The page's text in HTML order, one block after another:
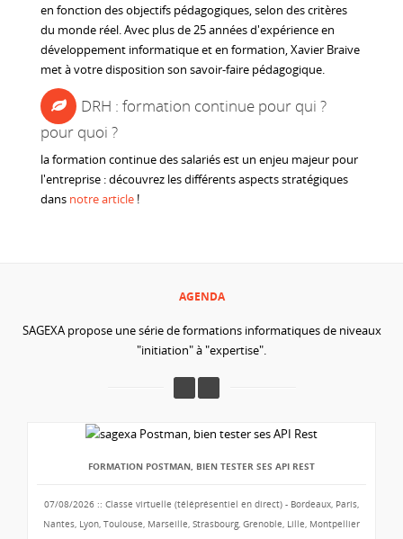
en fonction des objectifs pédagogiques, selon des critères
du monde réel. Avec plus de 25 années d'expérience en
développement informatique et en formation, Xavier Braive
met à votre disposition son savoir-faire pédagogique.
DRH : formation continue pour qui ?
pour quoi ?
la formation continue des salariés est un enjeu majeur pour
l'entreprise : découvrez les différents aspects stratégiques
dans notre article !
AGENDA
SAGEXA propose une série de formations informatiques de niveaux
"initiation" à "expertise".
FORMATION POSTMAN, BIEN TESTER SES API REST
07/08/2026 :: Classe virtuelle (téléprésentiel en direct) - Bordeaux, Paris,
Nantes, Lyon, Toulouse, Marseille, Strasbourg, Grenoble, Lille, Montpellier